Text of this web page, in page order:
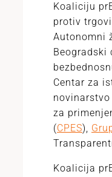
Koaliciju
protiv
Autonomni
Beogradski
Centar za
novinarstvo
za
(CPES),
Koalicija